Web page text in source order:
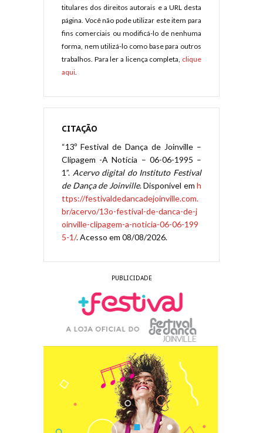
titulares dos direitos autorais e a URL desta
página. Você não pode utilizar este item para
fins comerciais ou modificá-lo de nenhuma
forma, nem utilizá-lo como base para outros
trabalhos. Para ler a licença completa, clique
aqui.
CITAÇÃO
“13º Festival de Dança de Joinville –
Clipagem -A Notícia – 06-06-1995 –
1”. Acervo digital do Instituto Festival
de Dança de Joinville. Disponível em h
ttps://festivaldedancadejoinville.com.
br/acervo/13o-festival-de-danca-de-j
oinville-clipagem-a-noticia-06-06-199
5-1/. Acesso em 08/08/2026.
PUBLICIDADE